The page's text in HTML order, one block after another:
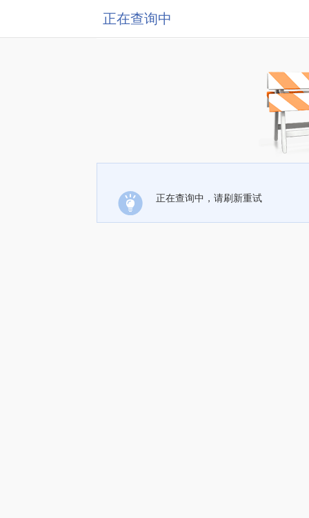
正在查询中
正在查询中，请刷新重试